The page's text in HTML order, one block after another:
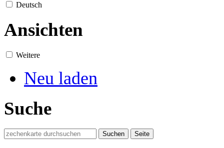
Deutsch
Ansichten
Weitere
Neu laden
Suche